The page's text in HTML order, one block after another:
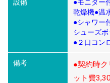
設備
●モニター
乾燥機●温
●シャワー
シューズボ
●２口コン
備考
●契約時
ット費